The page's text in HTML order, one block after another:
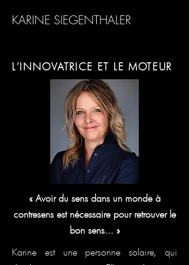
KARINE SIEGENTHALER
L’INNOVATRICE ET LE MOTEUR
« Avoir du sens dans un monde à
contresens est nécessaire pour retrouver le
bon sens... »
Karine est une personne solaire, qui